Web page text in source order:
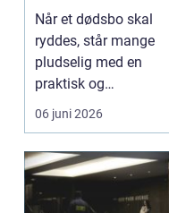
respektfuldt forløb
Når et dødsbo skal
ryddes, står mange
pludselig med en
praktisk og
følelsesmæssig
opgave på én gang....
06 juni 2026